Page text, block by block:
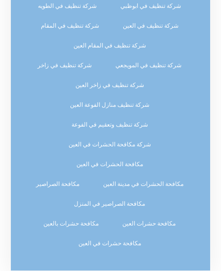
شركة تنظيف في ابوظبي شركة تنظيف في الطويه
شركة تنظيف في العين شركة تنظيف في المقام
شركة تنظيف في المقام العين
شركة تنظيف في المويجعي شركة تنظيف في زاخر
شركة تنظيف في زاخر العين
شركة تنظيف منازل الفوعة العين
شركة تنظيف وتعقيم في الفوعة
شركة مكافحة الحشرات في العين
مكافحة الحشرات في العين
مكافحة الحشرات في مدينة العين مكافحة الصراصير
مكافحة الصراصير في المنزل
مكافحة حشرات العين مكافحة حشرات بالعين
مكافحة حشرات في العين